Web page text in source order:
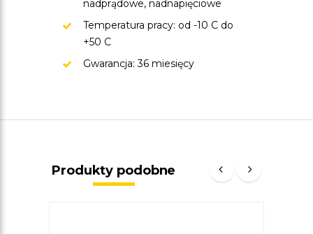
nadprądowe, nadnapięciowe
Temperatura pracy: od -10 C do
+50 C
Gwarancja: 36 miesięcy
Produkty podobne